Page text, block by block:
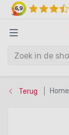
Terug Home